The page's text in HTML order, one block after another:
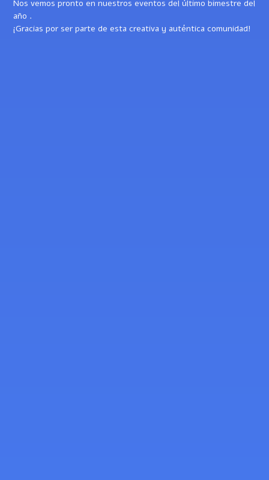
Nos vemos pronto en nuestros eventos del último bimestre del
año .
¡Gracias por ser parte de esta creativa y auténtica comunidad!